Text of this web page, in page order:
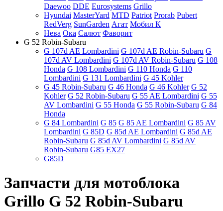
Daewoo DDE Eurosystems Grillo
Hyundai MasterYard MTD Patriot Prorab Pubert
RedVerg SunGarden Агат Мобил К
Нева Ока Салют Фаворит
G 52 Robin-Subaru
G 107d AE Lombardini G 107d AE Robin-Subaru G
107d AV Lombardini G 107d AV Robin-Subaru G 108
Honda G 108 Lombardini G 110 Honda G 110
Lombardini G 131 Lombardini G 45 Kohler
G 45 Robin-Subaru G 46 Honda G 46 Kohler G 52
Kohler G 52 Robin-Subaru G 55 AE Lombardini G 55
AV Lombardini G 55 Honda G 55 Robin-Subaru G 84
Honda
G 84 Lombardini G 85 G 85 AE Lombardini G 85 AV
Lombardini G 85D G 85d AE Lombardini G 85d AE
Robin-Subaru G 85d AV Lombardini G 85d AV
Robin-Subaru G85 EX27
G85D
Запчасти для мотоблока
Grillo G 52 Robin-Subaru